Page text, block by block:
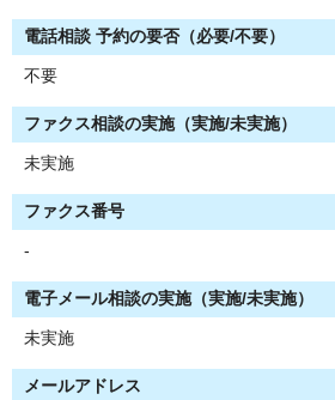
電話相談 予約の要否（必要/不要）
不要
ファクス相談の実施（実施/未実施）
未実施
ファクス番号
-
電子メール相談の実施（実施/未実施）
未実施
メールアドレス